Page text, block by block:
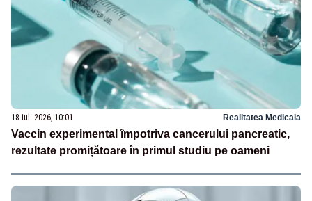
18 iul. 2026, 10:01 Realitatea Medicala
Vaccin experimental împotriva cancerului pancreatic,
rezultate promițătoare în primul studiu pe oameni